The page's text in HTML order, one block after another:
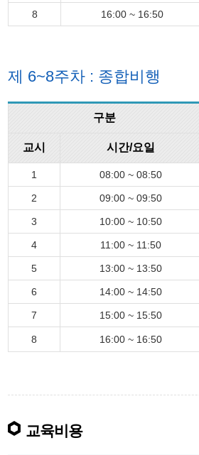
8 16:00 ~ 16:50
제 6~8주차 : 종합비행
구분
교시 시간/요일
1 08:00 ~ 08:50
2 09:00 ~ 09:50
3 10:00 ~ 10:50
4 11:00 ~ 11:50
5 13:00 ~ 13:50
6 14:00 ~ 14:50
7 15:00 ~ 15:50
8 16:00 ~ 16:50
교육비용